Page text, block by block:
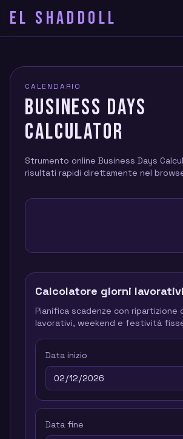
EL SHADDOLL
CALENDARIO
BUSINESS DAYS
CALCULATOR
Strumento online Business Days
risultati rapidi direttamente nel
Calcolatore giorni lavorativi
Pianifica scadenze con ripartizione
lavorativi, weekend e festività
Data inizio
Data fine